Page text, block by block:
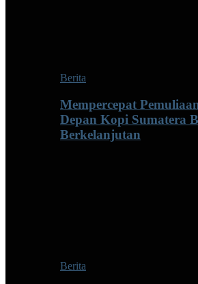
Berita
Mempercepat
Depan Kopi Sumatera
Berkelanjutan
Berita